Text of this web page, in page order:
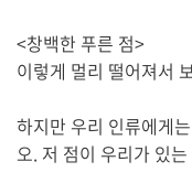
<창백한 푸른 점>
이렇게 멀리 떨어져서
하지만 우리 인류에게
오. 저 점이 우리가 있